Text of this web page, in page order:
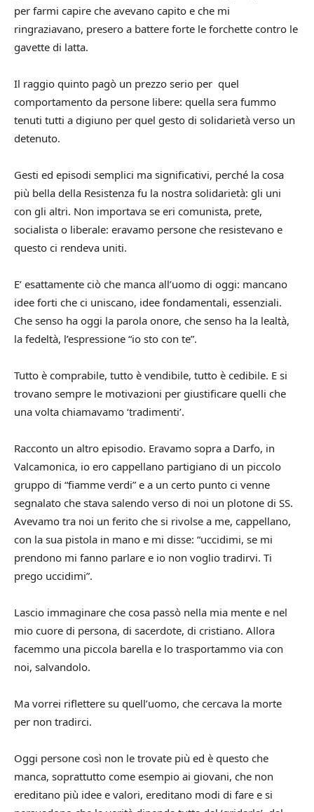
per farmi capire che avevano capito e che mi
ringraziavano, presero a battere forte le forchette contro le
gavette di latta.
Il raggio quinto pagò un prezzo serio per quel
comportamento da persone libere: quella sera fummo
tenuti tutti a digiuno per quel gesto di solidarietà verso un
detenuto.
Gesti ed episodi semplici ma significativi, perché la cosa
più bella della Resistenza fu la nostra solidarietà: gli uni
con gli altri. Non importava se eri comunista, prete,
socialista o liberale: eravamo persone che resistevano e
questo ci rendeva uniti.
E’ esattamente ciò che manca all’uomo di oggi: mancano
idee forti che ci uniscano, idee fondamentali, essenziali.
Che senso ha oggi la parola onore, che senso ha la lealtà,
la fedeltà, l’espressione “io sto con te”.
Tutto è comprabile, tutto è vendibile, tutto è cedibile. E si
trovano sempre le motivazioni per giustificare quelli che
una volta chiamavamo ‘tradimenti’.
Racconto un altro episodio. Eravamo sopra a Darfo, in
Valcamonica, io ero cappellano partigiano di un piccolo
gruppo di “fiamme verdi” e a un certo punto ci venne
segnalato che stava salendo verso di noi un plotone di SS.
Avevamo tra noi un ferito che si rivolse a me, cappellano,
con la sua pistola in mano e mi disse: “uccidimi, se mi
prendono mi fanno parlare e io non voglio tradirvi. Ti
prego uccidimi”.
Lascio immaginare che cosa passò nella mia mente e nel
mio cuore di persona, di sacerdote, di cristiano. Allora
facemmo una piccola barella e lo trasportammo via con
noi, salvandolo.
Ma vorrei riflettere su quell’uomo, che cercava la morte
per non tradirci.
Oggi persone così non le trovate più ed è questo che
manca, soprattutto come esempio ai giovani, che non
ereditano più idee e valori, ereditano modi di fare e si